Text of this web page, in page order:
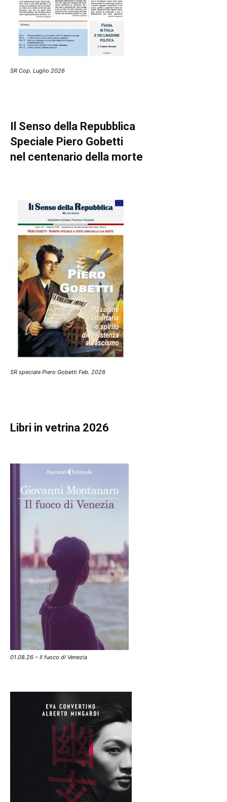
SR Cop. Luglio 2026
Il Senso della Repubblica
Speciale Piero Gobetti
nel centenario della morte
SR speciale Piero Gobetti Feb. 2026
Libri in vetrina 2026
01.08.26 – Il fuoco di Venezia